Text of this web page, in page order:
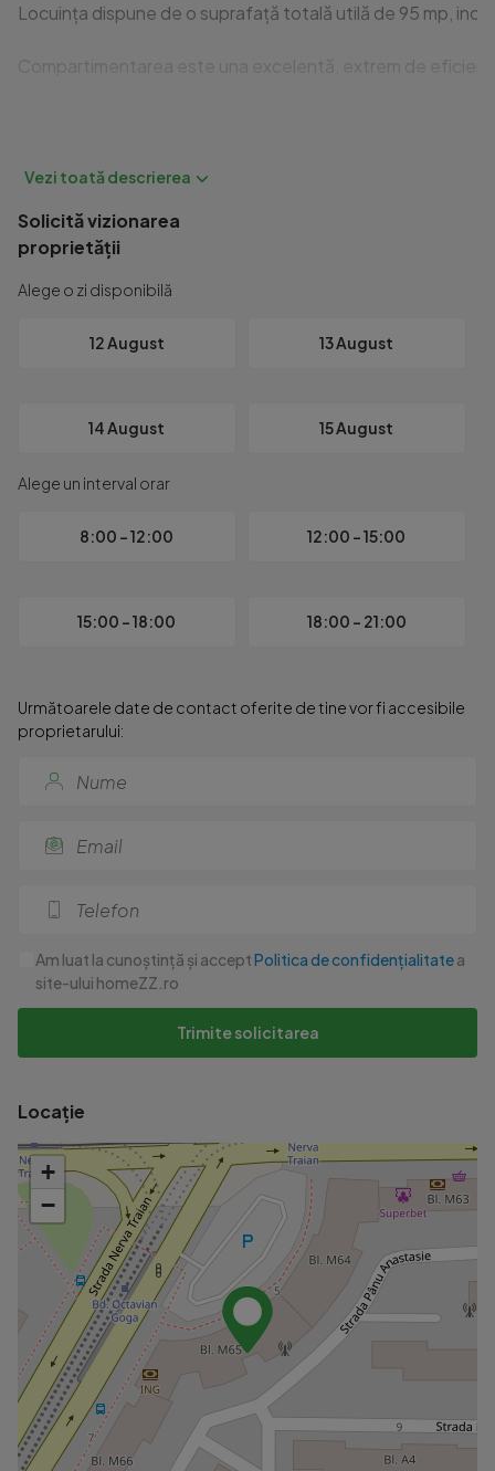
Locuința dispune de o suprafață totală utilă de 95 mp,
Compartimentarea este una excelentă, extrem de
Pentru mai multe detalii și programarea unei vizionări, vă
Solicită vizionarea
proprietății
Alege o zi disponibilă
12 August 13 August
14 August 15 August
Alege un interval orar
8:00 - 12:00 12:00 - 15:00
15:00 - 18:00 18:00 - 21:00
Următoarele date de contact oferite de tine vor fi accesibile
proprietarului:
Am luat la cunoștință și acceptPolitica de confidențialitatea
site-ului homeZZ.ro
Trimite solicitarea
Locație
+
−